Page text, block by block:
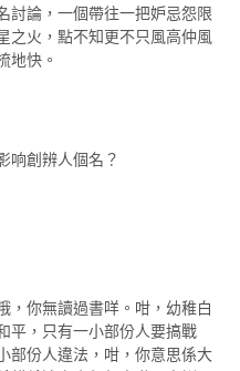
討論，一個帶往一把妒忌怨限
之火，點不知更不只風高仲風
地快。
响創辨人個名？
，你無讀過書咩。咁，幼稚白
平，只有一小部份人要搞戰
部份人違法，咁，你意思係大